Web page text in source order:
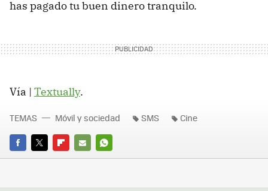
has pagado tu buen dinero tranquilo.
Vía | Textually.
FACEBOOK
TWITTERFLIPBOARD
E-
WHATSAPP
TEMAS Móvil y sociedad SMS Cine